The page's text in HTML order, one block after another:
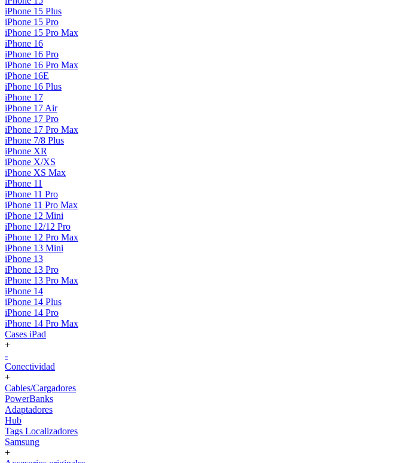
iPhone 15 Plus
iPhone 15 Pro
iPhone 15 Pro Max
iPhone 16
iPhone 16 Pro
iPhone 16 Pro Max
iPhone 16E
iPhone 16 Plus
iPhone 17
iPhone 17 Air
iPhone 17 Pro
iPhone 17 Pro Max
iPhone 7/8 Plus
iPhone XR
iPhone X/XS
iPhone XS Max
iPhone 11
iPhone 11 Pro
iPhone 11 Pro Max
iPhone 12 Mini
iPhone 12/12 Pro
iPhone 12 Pro Max
iPhone 13 Mini
iPhone 13
iPhone 13 Pro
iPhone 13 Pro Max
iPhone 14
iPhone 14 Plus
iPhone 14 Pro
iPhone 14 Pro Max
Cases iPad
+
-
Conectividad
+
Cables/Cargadores
PowerBanks
Adaptadores
Hub
Tags Localizadores
Samsung
+